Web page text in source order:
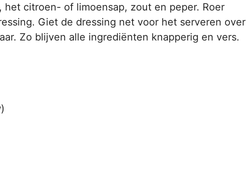
citroen- of limoensap, zout en peper. Roer
Giet de dressing net voor het serveren over
Zo blijven alle ingrediënten knapperig en vers.